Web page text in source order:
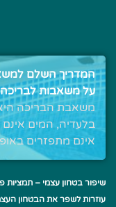
המדריך השלם
על משאבות לבריכה
משאבת הבריכה
בלעדיה, המים אינם
אינם מתפזרים
שיפור בטחון עצמי – תמציות
עוזרות לשפר את הבטחון